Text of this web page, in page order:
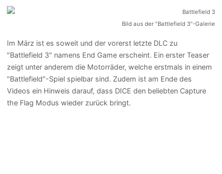
Bild aus der "Battlefield 3"-Galerie
Im März ist es soweit und der vorerst letzte DLC zu
"Battlefield 3" namens End Game erscheint. Ein erster Teaser
zeigt unter anderem die Motorräder, welche erstmals in einem
"Battlefield"-Spiel spielbar sind. Zudem ist am Ende des
Videos ein Hinweis darauf, dass DICE den beliebten Capture
the Flag Modus wieder zurück bringt.